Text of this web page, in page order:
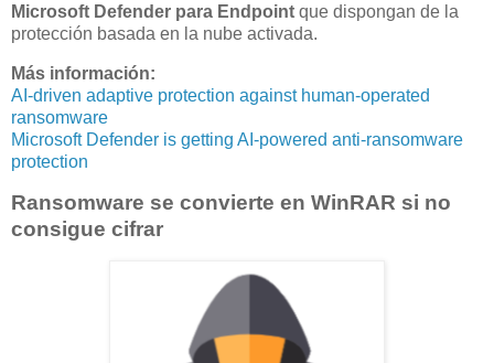
Microsoft Defender para Endpoint que dispongan de la
protección basada en la nube activada.
Más información:
AI-driven adaptive protection against human-operated
ransomware
Microsoft Defender is getting AI-powered anti-ransomware
protection
Ransomware se convierte en WinRAR si no
consigue cifrar